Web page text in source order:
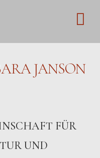
JANSON
FÜR
UND